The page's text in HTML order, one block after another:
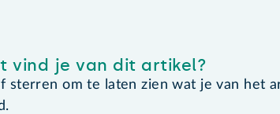
vind je van dit artikel?
sterren om te laten zien wat je van het